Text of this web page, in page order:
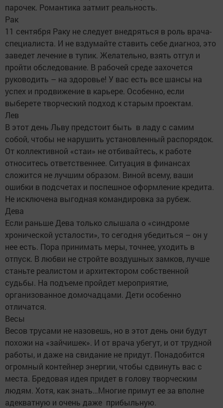
парочек. Романтика затмит реальность.
Рак
11 сентября Раку не следует внедряться в роль врача-
специалиста. И не вздумайте ставить себе диагноз, это
заведет лечение в тупик. Желательно, взять отгул и
пройти обследование. В рабочей среде захочется
руководить – на здоровье! У вас есть все шансы на
успех и продвижение в карьере. Особенно, если
выберете творческий подход к старым проектам.
Лев
В этот день Льву предстоит быть в ладу с самим
собой, чтобы не нарушить установленный распорядок.
От коллективной «стаи» не отбивайтесь, к работе
относитесь ответственнее. Ситуация в финансах
сложится не лучшим образом. Виной всему, ваши
ошибки в подсчетах и поспешное оформление кредита.
Не исключена выгодная командировка за рубеж.
Дева
Если раньше Дева только слышала о «синдроме
хронической усталости», то сегодня убедиться – он у
нее есть. Пора принимать меры, точнее, уходить в
отпуск. В любви не стройте воздушных замков, лучше
станьте реалистом и архитектором собственной
судьбы. На подъеме пройдет мероприятие,
организованное домочадцами. Дети особенно
отличатся.
Весы
Весов трусами не назовешь, но в этот день они будут
похожи на «зайчишек». И от врача убегут, и от трудной
работы, и даже на свидание не придут. Понадобится
огромный контейнер энергии, чтобы сдвинуть вас с
места. Бредовая идея придет в голову творческим
людям. Хотя, как знать…Многие примут ее за вполне
адекватную и очень даже прибыльную.